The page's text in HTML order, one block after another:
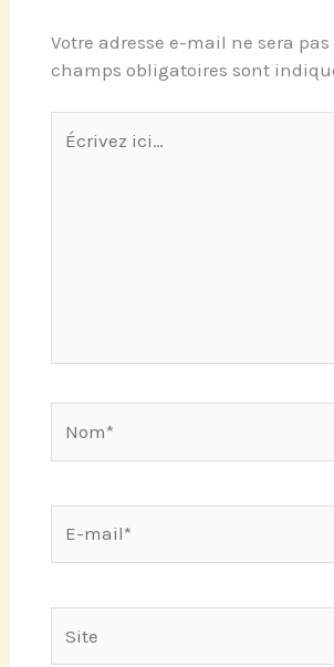
Votre adresse e-mail ne sera
champs obligatoires sont
ici…
mail*